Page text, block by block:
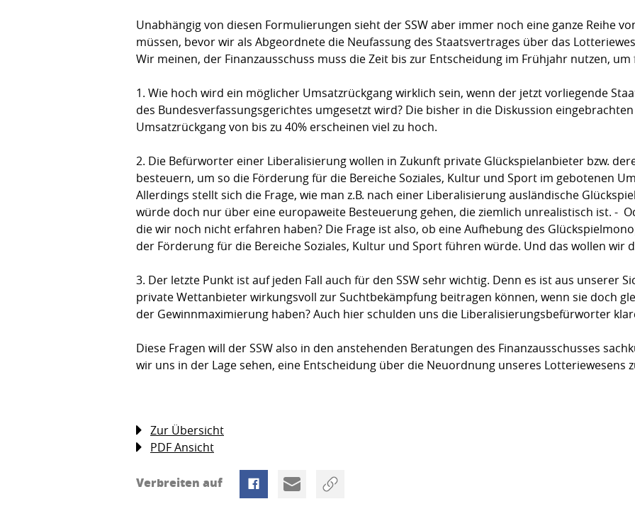
Unabhängig von diesen Formulierungen sieht der SSW aber immer noch eine ganze Reihe
müssen, bevor wir als Abgeordnete die Neufassung des Staatsvertrages über das
Wir meinen, der Finanzausschuss muss die Zeit bis zur Entscheidung im Frühjahr nutzen, um
1. Wie hoch wird ein möglicher Umsatzrückgang wirklich sein, wenn der jetzt vorliegende
des Bundesverfassungsgerichtes umgesetzt wird? Die bisher in die Diskussion
Umsatzrückgang von bis zu 40% erscheinen viel zu hoch.
2. Die Befürworter einer Liberalisierung wollen in Zukunft private Glückspielanbieter bzw.
besteuern, um so die Förderung für die Bereiche Soziales, Kultur und Sport im gebotenen
Allerdings stellt sich die Frage, wie man z.B. nach einer Liberalisierung ausländische
würde doch nur über eine europaweite Besteuerung gehen, die ziemlich unrealistisch ist. -
die wir noch nicht erfahren haben? Die Frage ist also, ob eine Aufhebung des
der Förderung für die Bereiche Soziales, Kultur und Sport führen würde. Und das wollen wir
3. Der letzte Punkt ist auf jeden Fall auch für den SSW sehr wichtig. Denn es ist aus unserer
private Wettanbieter wirkungsvoll zur Suchtbekämpfung beitragen können, wenn sie doch
der Gewinnmaximierung haben? Auch hier schulden uns die Liberalisierungsbefürworter
Diese Fragen will der SSW also in den anstehenden Beratungen des Finanzausschusses
wir uns in der Lage sehen, eine Entscheidung über die Neuordnung unseres Lotteriewesens
Zur Übersicht
PDF Ansicht
Verbreiten auf